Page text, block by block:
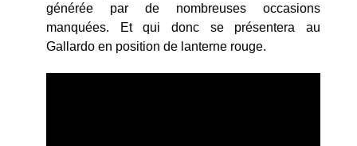
générée par de nombreuses occasions
manquées. Et qui donc se présentera au
Gallardo en position de lanterne rouge.